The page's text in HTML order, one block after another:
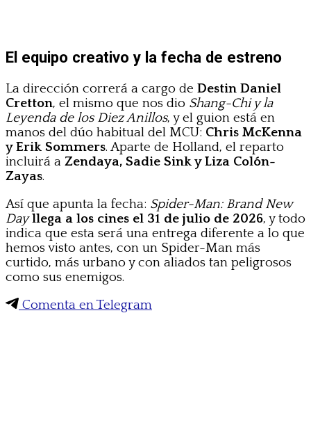
El equipo creativo y la fecha de estreno
La dirección correrá a cargo de Destin Daniel
Cretton, el mismo que nos dio Shang-Chi y la
Leyenda de los Diez Anillos, y el guion está en
manos del dúo habitual del MCU: Chris McKenna
y Erik Sommers. Aparte de Holland, el reparto
incluirá a Zendaya, Sadie Sink y Liza Colón-
Zayas.
Así que apunta la fecha: Spider-Man: Brand New
Day llega a los cines el 31 de julio de 2026, y todo
indica que esta será una entrega diferente a lo que
hemos visto antes, con un Spider-Man más
curtido, más urbano y con aliados tan peligrosos
como sus enemigos.
Comenta en Telegram